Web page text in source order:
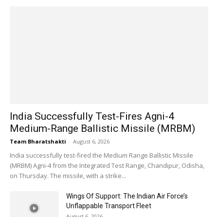
India Successfully Test-Fires Agni-4
Medium-Range Ballistic Missile (MRBM)
Team Bharatshakti - August 6, 2026
India successfully test-fired the Medium Range Ballistic Missile
(MRBM) Agni-4 from the Integrated Test Range, Chandipur, Odisha,
on Thursday. The missile, with a strike...
Wings Of Support: The Indian Air Force’s
Unflappable Transport Fleet